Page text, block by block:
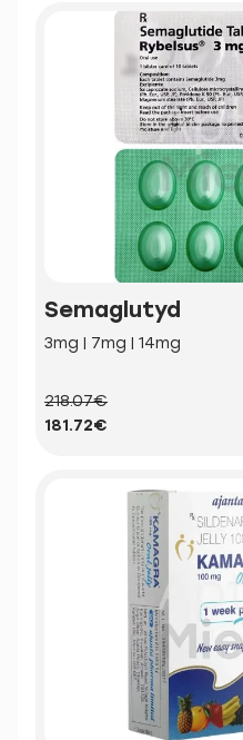
Semaglutyd
3mg | 7mg | 14mg
218.07€
181.72€